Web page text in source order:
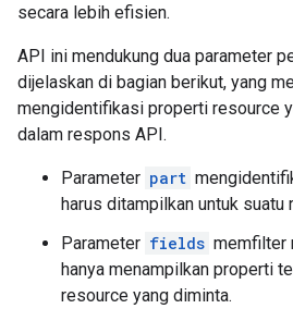
secara lebih efisien.
API ini mendukung dua parameter
dijelaskan di bagian berikut, yang
mengidentifikasi properti resource
dalam respons API.
Parameter part
harus ditampilkan untuk suatu
Parameter fields memfilter
hanya menampilkan properti
resource yang diminta.